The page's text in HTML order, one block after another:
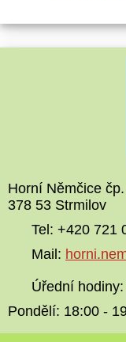
Horní Němčice
378 53 Strmilov
Tel: +420 721
Mail:
Úřední hodiny:
Pondělí: 18:00 -